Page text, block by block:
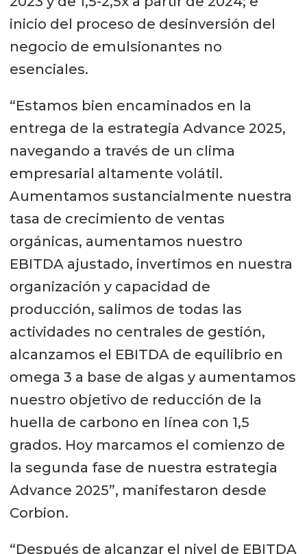
inicio del proceso de desinversión del
negocio de emulsionantes no
esenciales.
“Estamos bien encaminados en la
entrega de la estrategia Advance 2025,
navegando a través de un clima
empresarial altamente volátil.
Aumentamos sustancialmente nuestra
tasa de crecimiento de ventas
orgánicas, aumentamos nuestro
EBITDA ajustado, invertimos en nuestra
organización y capacidad de
producción, salimos de todas las
actividades no centrales de gestión,
alcanzamos el EBITDA de equilibrio en
omega 3 a base de algas y aumentamos
nuestro objetivo de reducción de la
huella de carbono en línea con 1,5
grados. Hoy marcamos el comienzo de
la segunda fase de nuestra estrategia
Advance 2025”, manifestaron desde
Corbion.
“Después de alcanzar el nivel de EBITDA